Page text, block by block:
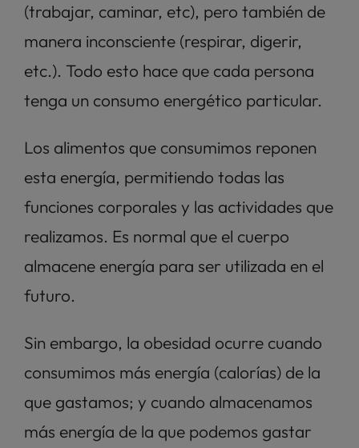
(trabajar, caminar, etc), pero también de
manera inconsciente (respirar, digerir,
etc.). Todo esto hace que cada persona
tenga un consumo energético particular.
Los alimentos que consumimos reponen
esta energía, permitiendo todas las
funciones corporales y las actividades que
realizamos. Es normal que el cuerpo
almacene energía para ser utilizada en el
futuro.
Sin embargo, la obesidad ocurre cuando
consumimos más energía (calorías) de la
que gastamos; y cuando almacenamos
más energía de la que podemos gastar